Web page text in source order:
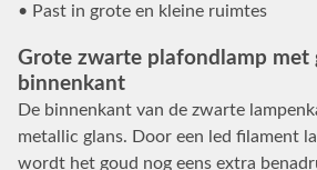
• Past in grote en kleine ruimtes
Grote zwarte plafondlamp met
binnenkant
De binnenkant van de zwarte
metallic glans. Door een led filament
wordt het goud nog eens extra